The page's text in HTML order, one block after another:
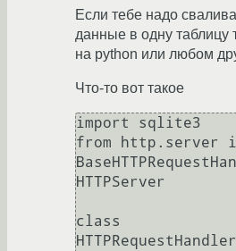
Если тебе надо
данные в одну таблицу
на python или любом
Что-то вот такое
import sqlite3
from http.server
HTTPServer
class